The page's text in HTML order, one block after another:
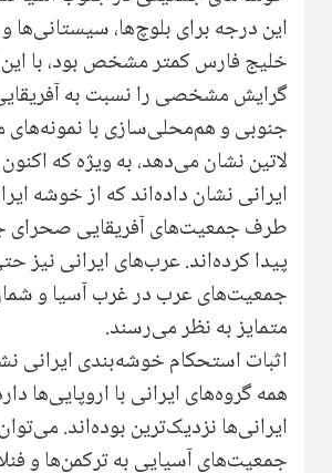
این درجه برای بلوچ‌ها، سیستانی‌ها
خلیج فارس کمتر مشخص بود، با
گرایش مشخصی را نسبت به
جنوبی و هم‌محلی‌سازی با نمونه‌های
لاتین نشان می‌دهد، به ویژه که
ایرانی نشان داده‌اند که از خوشه
طرف جمعیت‌های آفریقایی صحرای
پیدا کرده‌اند‌. عرب‌های ایرانی نیز
جمعیت‌های عرب در غرب آسیا و شمال
متمایز به نظر می‌رسند.
اثبات استحکام خوشه‌بندی ایرانی
همه گروه‌های ایرانی با اروپایی‌ها
ایرانی‌ها نزدیک‌ترین بوده‌اند.
جمعیت‌های آسیایی به ترکمن‌ها و